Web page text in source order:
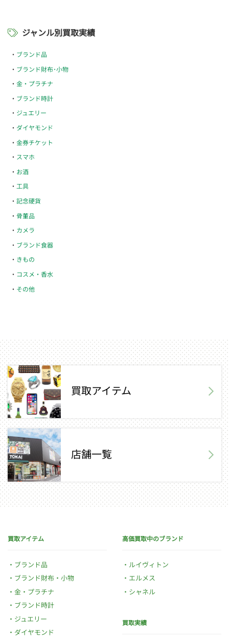
ジャンル別買取実績
ブランド品
ブランド財布･小物
金・プラチナ
ブランド時計
ジュエリー
ダイヤモンド
金券チケット
スマホ
お酒
工具
記念硬貨
骨董品
カメラ
ブランド食器
きもの
コスメ・香水
その他
買取アイテム
店舗一覧
買取アイテム
ブランド品
ブランド財布・小物
金・プラチナ
ブランド時計
ジュエリー
ダイヤモンド
高価買取中のブランド
ルイヴィトン
エルメス
シャネル
買取実績